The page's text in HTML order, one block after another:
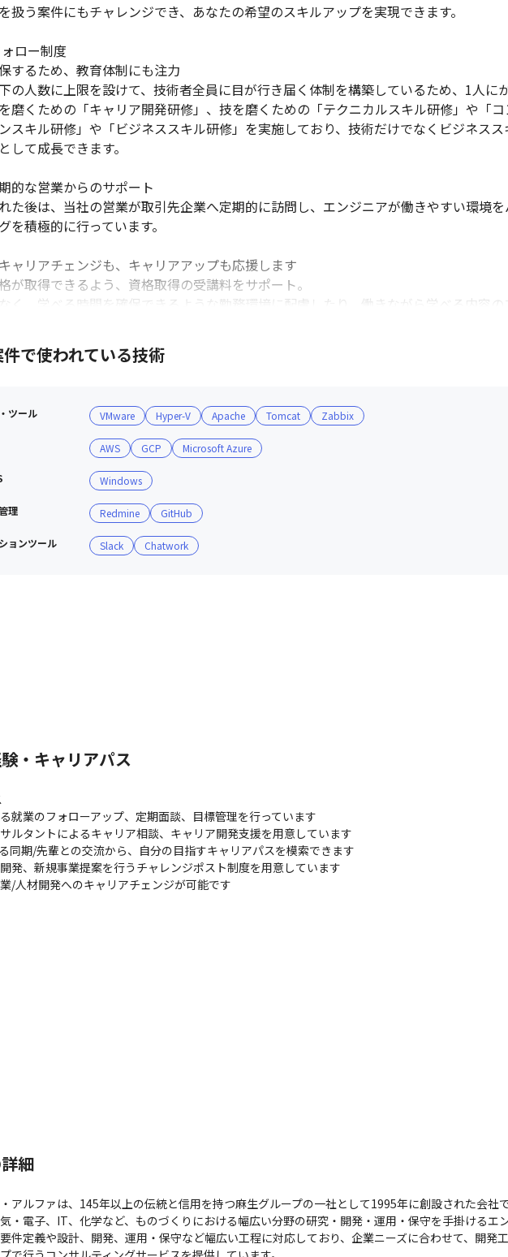
扱う案件にもチャレンジでき、あなたの希望のスキルアップを実現できます。
ロー制度
するため、教育体制にも注力
の人数に上限を設けて、技術者全員に目が行き届く体制を構築しているため、1人に
磨くための「キャリア開発研修」、技を磨くための「テクニカルスキル研修」や「
スキル研修」や「ビジネススキル研修」を実施しており、技術だけでなくビジネス
して成長できます。
的な営業からのサポート
た後は、当社の営業が取引先企業へ定期的に訪問し、エンジニアが働きやすい環境
を積極的に行っています。
ャリアチェンジも、キャリアアップも応援します
が取得できるよう、資格取得の受講料をサポート。
く、学べる時間を確保できるような勤務環境に配慮したり、働きながら学べる内容
アップできる環境を整えています。
評価します
ートは、技術スキルだけでなくヒューマンスキルも網羅。
成度を確認する機会を設けることで、頑張りをきちんと評価しています。
で使われている技術
ツール VMware Hyper-V Apache Tomcat Zabbix
AWS GCP Microsoft Azure
Windows
理 Redmine GitHub
ョンツール Slack Chatwork
・キャリアパス
就業のフォローアップ、定期面談、目標管理を行っています
ルタントによるキャリア相談、キャリア開発支援を用意しています
同期/先輩との交流から、自分の目指すキャリアパスを模索できます
発、新規事業提案を行うチャレンジポスト制度を用意しています
/人材開発へのキャリアチェンジが可能です
細
アルファは、145年以上の伝統と信用を持つ麻生グループの一社として1995年に創設された会社
・電子、IT、化学など、ものづくりにおける幅広い分野の研究・開発・運用・保守を手掛けるエ
件定義や設計、開発、運用・保守など幅広い工程に対応しており、企業ニーズに合わせて、開発